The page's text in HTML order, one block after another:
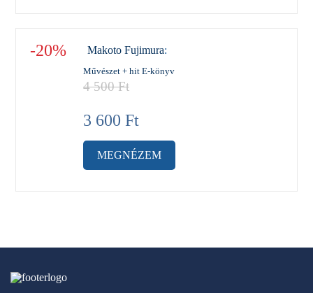
-20% Makoto Fujimura:
Művészet + hit E-könyv
4 500Ft
3 600 Ft
MEGNÉZEM